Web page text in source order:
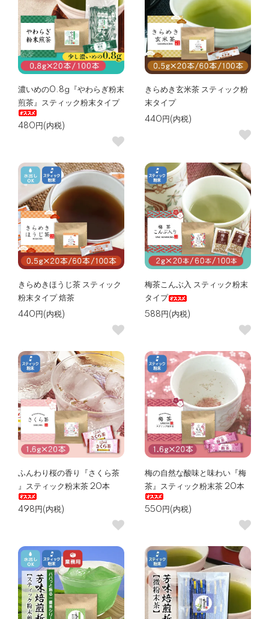
濃いめの0.8g『やわらぎ粉末
煎茶』スティック粉末タイプ
480円(内税)
きらめき玄米茶 スティック粉
末タイプ
440円(内税)
きらめきほうじ茶 スティック
粉末タイプ 焙茶
440円(内税)
梅茶こんぶ入 スティック粉末
タイプ
588円(内税)
ふんわり桜の香り『さくら茶
』スティック粉末茶 20本
498円(内税)
梅の自然な酸味と味わい『梅
茶』スティック粉末茶 20本
550円(内税)